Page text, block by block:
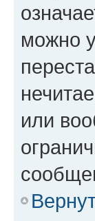
можно
или